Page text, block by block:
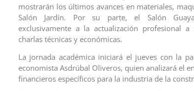
mostrarán los últimos avances en materiales,
Salón Jardín. Por su parte, el Salón
exclusivamente a la actualización profesional
charlas técnicas y económicas.
La jornada académica iniciará el jueves con la
economista Asdrúbal Oliveros, quien analizará el
financieros específicos para la industria de la